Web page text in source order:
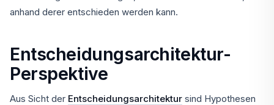
anhand derer entschieden werden kann.
Entscheidungsarchitektur-
Perspektive
Aus Sicht der Entscheidungsarchitektur sind Hypothesen